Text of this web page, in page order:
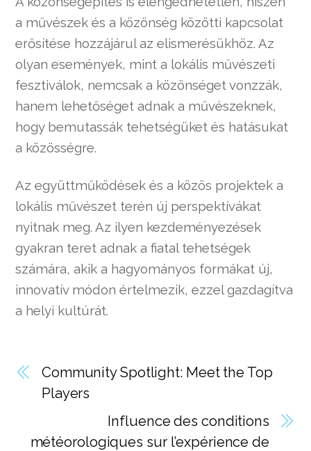
a művészek és a közönség közötti kapcsolat
erősítése hozzájárul az elismerésükhöz. Az
olyan események, mint a lokális művészeti
fesztiválok, nemcsak a közönséget vonzzák,
hanem lehetőséget adnak a művészeknek,
hogy bemutassák tehetségüket és hatásukat
a közösségre.
Az együttműködések és a közös projektek a
lokális művészet terén új perspektívákat
nyitnak meg. Az ilyen kezdeményezések
gyakran teret adnak a fiatal tehetségek
számára, akik a hagyományos formákat új,
innovatív módon értelmezik, ezzel gazdagítva
a helyi kultúrát.
Community Spotlight: Meet the Top
Players
Influence des conditions
météorologiques sur l’expérience de